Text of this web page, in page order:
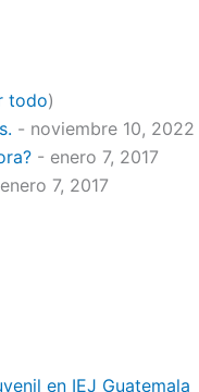
todo)
- noviembre 10, 2022
- enero 7, 2017
7, 2017
en IEJ Guatemala
Next